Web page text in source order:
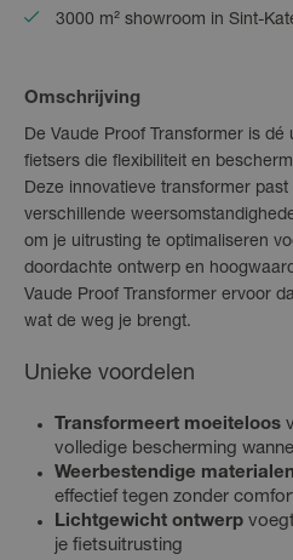
3000 m² showroom in Sint-
Omschrijving
De Vaude Proof Transformer is dé
fietsers die flexibiliteit en
Deze innovatieve transformer
verschillende
om je uitrusting te optimaliseren
doordachte ontwerp en
Vaude Proof Transformer ervoor
wat de weg je brengt.
Unieke voordelen
Transformeert moeiteloos
volledige bescherming
Weerbestendige materialen
effectief tegen zonder
Lichtgewicht ontwerp
je fietsuitrusting